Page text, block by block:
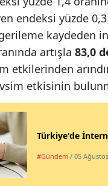
endeksi yüzde 0,3
gerileme kaydeden
artışla 83,0
etkilerinden
etkisinin
Türkiye'de
#Gündem / 05